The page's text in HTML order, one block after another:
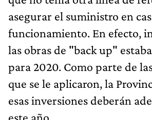
asegurar el suministro en
funcionamiento. En efecto,
las obras de "back up"
para 2020. Como parte de
que se le aplicaron, la
esas inversiones deberán
este año.